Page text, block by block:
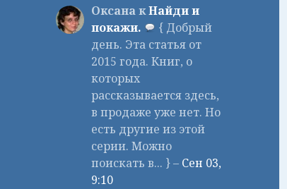
Оксана кНайди и
покажи.
{ Добрый
день. Эта статья от
2015 года. Книг, о
которых
рассказывается здесь,
в продаже уже нет. Но
есть другие из этой
серии. Можно
поискать в... } – Сен 03,
9:10